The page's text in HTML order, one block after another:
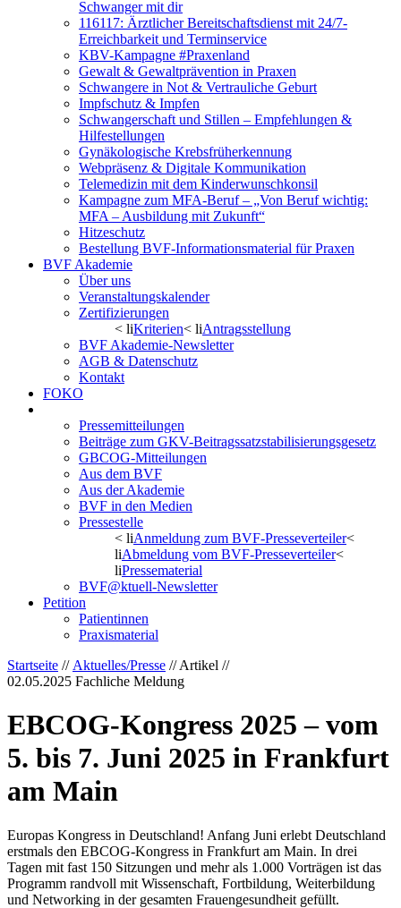
Schwanger mit dir
116117: Ärztlicher Bereitschaftsdienst mit 24/7-
Erreichbarkeit und Terminservice
KBV-Kampagne #Praxenland
Gewalt & Gewaltprävention in Praxen
Schwangere in Not & Vertrauliche Geburt
Impfschutz & Impfen
Schwangerschaft und Stillen – Empfehlungen &
Hilfestellungen
Gynäkologische Krebsfrüherkennung
Webpräsenz & Digitale Kommunikation
Telemedizin mit dem Kinderwunschkonsil
Kampagne zum MFA-Beruf – „Von Beruf wichtig:
MFA – Ausbildung mit Zukunft“
Hitzeschutz
Bestellung BVF-Informationsmaterial für Praxen
BVF Akademie
Über uns
Veranstaltungskalender
Zertifizierungen
< liKriterien< liAntragsstellung
BVF Akademie-Newsletter
AGB & Datenschutz
Kontakt
FOKO
Pressemitteilungen
Beiträge zum GKV-Beitragssatzstabilisierungsgesetz
GBCOG-Mitteilungen
Aus dem BVF
Aus der Akademie
BVF in den Medien
Pressestelle
< liAnmeldung zum BVF-Presseverteiler<
liAbmeldung vom BVF-Presseverteiler<
liPressematerial
BVF@ktuell-Newsletter
Petition
Patientinnen
Praxismaterial
Startseite // Aktuelles/Presse // Artikel //
02.05.2025 Fachliche Meldung
EBCOG-Kongress 2025 – vom
5. bis 7. Juni 2025 in Frankfurt
am Main
Europas Kongress in Deutschland! Anfang Juni erlebt Deutschland
erstmals den EBCOG-Kongress in Frankfurt am Main. In drei
Tagen mit fast 150 Sitzungen und mehr als 1.000 Vorträgen ist das
Programm randvoll mit Wissenschaft, Fortbildung, Weiterbildung
und Networking in der gesamten Frauengesundheit gefüllt.